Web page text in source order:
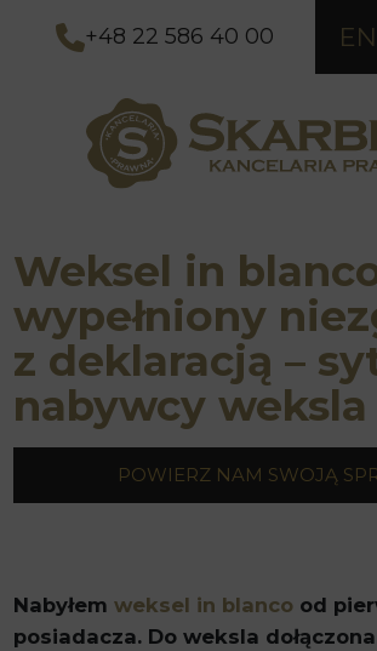
+48 22 586 40 00 EN
Weksel in
wypełniony
z deklaracją –
nabywcy weksla
POWIERZ NAM SWOJĄ
Nabyłemweksel in blanco od
posiadacza. Do weksla dołączona